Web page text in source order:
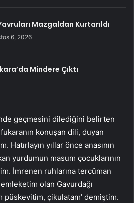
Mazgaldan Kurtarıldı
6, 2026
Mindere Çıktı
geçmesini dilediğini belirten
konuşan dili, duyan
Hatırlayın yıllar önce anasının
yurdumun masum çocuklarının
İmrenen ruhlarına tercüman
olan Gavurdağı
püskevitim, çikulatam’ demiştim.